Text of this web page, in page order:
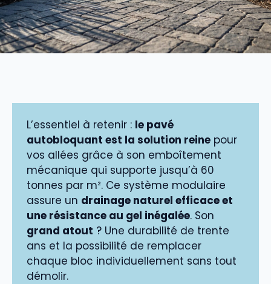
L’essentiel à retenir : le pavé
autobloquant est la solution reine pour
vos allées grâce à son emboîtement
mécanique qui supporte jusqu’à 60
tonnes par m². Ce système modulaire
assure un drainage naturel efficace et
une résistance au gel inégalée. Son
grand atout ? Une durabilité de trente
ans et la possibilité de remplacer
chaque bloc individuellement sans tout
démolir.